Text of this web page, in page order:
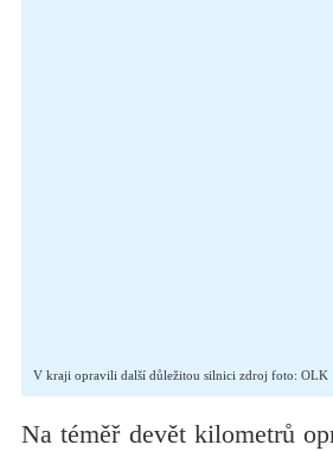
V kraji opravili další důležitou silnici zdroj foto: OLK
Na téměř devět kilometrů